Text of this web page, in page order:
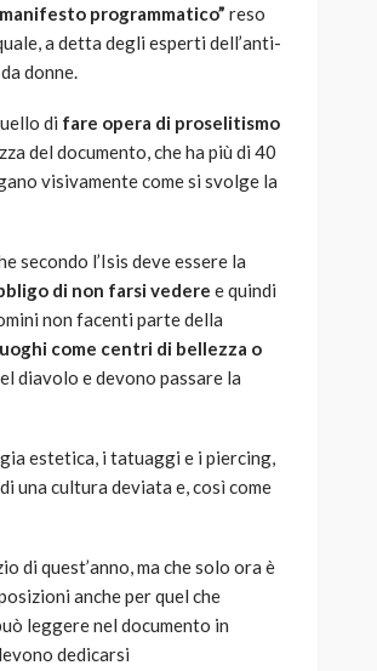
programmatico” reso
a detta degli esperti dell’anti-
donne.
di fare opera di proselitismo
del documento, che ha più di 40
visivamente come si svolge la
secondo l’Isis deve essere la
di non farsi vedere e quindi
non facenti parte della
come centri di bellezza o
diavolo e devono passare la
estetica, i tatuaggi e i piercing,
una cultura deviata e, così come
di quest’anno, ma che solo ora è
anche per quel che
leggere nel documento in
dedicarsi
AUTO SPORT
alle Final 8 di Coppa
Davis: tennis mondiale e
per
la stessa causa